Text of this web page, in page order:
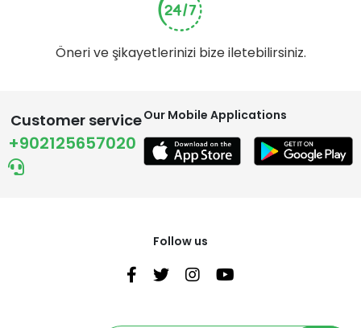
Öneri ve şikayetlerinizi bize iletebilirsiniz.
Customer service
+902125657020
Our Mobile Applications
Follow us